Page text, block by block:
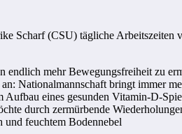
Scharf (CSU) tägliche Arbeitszeiten
endlich mehr Bewegungsfreiheit zu
Nationalmannschaft bringt immer
eines gesunden Vitamin-D-
durch zermürbende
und feuchtem Bodennebel